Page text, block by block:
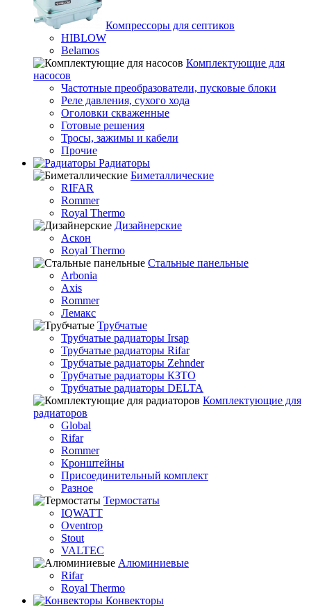
Компрессоры для септиков
HIBLOW
Belamos
Комплектующие для
насосов
Частотные преобразователи, пусковые блоки
Реле давления, сухого хода
Оголовки скваженные
Готовые решения
Тросы, зажимы и кабели
Прочие
Радиаторы
Биметаллические
RIFAR
Rommer
Royal Thermo
Дизайнерские
Аскон
Royal Thermo
Стальные панельные
Arbonia
Axis
Rommer
Лемакс
Трубчатые
Трубчатые радиаторы Irsap
Трубчатые радиаторы Rifar
Трубчатые радиаторы Zehnder
Трубчатые радиаторы КЗТО
Трубчатые радиаторы DELTA
Комплектующие для
радиаторов
Global
Rifar
Rommer
Кронштейны
Присоединительный комплект
Разное
Термостаты
IQWATT
Oventrop
Stout
VALTEC
Алюминиевые
Rifar
Royal Thermo
Конвекторы